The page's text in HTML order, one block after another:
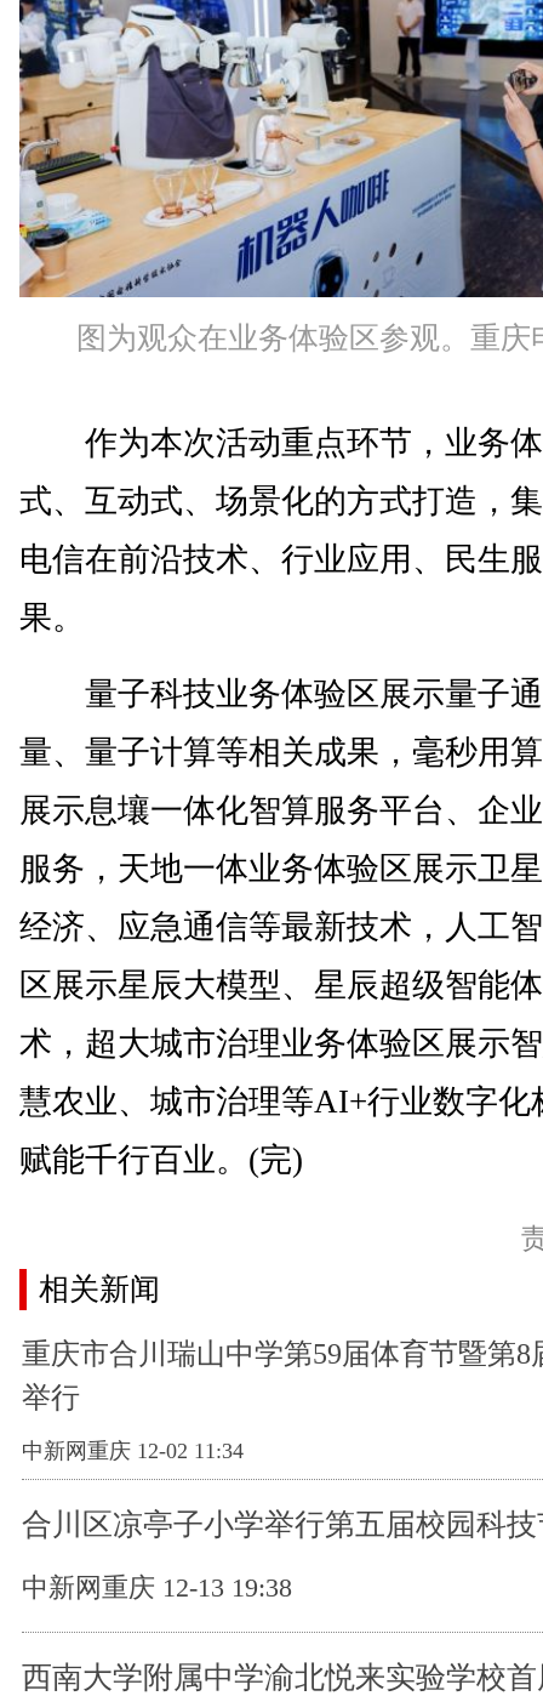
图为观众在业务体验区参观。重庆
作为本次活动重点环节，业务体
式、互动式、场景化的方式打造，
电信在前沿技术、行业应用、民生
果。
量子科技业务体验区展示量子通
量、量子计算等相关成果，毫秒用
展示息壤一体化智算服务平台、企
服务，天地一体业务体验区展示卫
经济、应急通信等最新技术，人工
区展示星辰大模型、星辰超级智能
术，超大城市治理业务体验区展示
慧农业、城市治理等AI+行业数字化
赋能千行百业。(完)
相关新闻
重庆市合川瑞山中学第59届体育节暨第8
举行
中新网重庆 12-02 11:34
合川区凉亭子小学举行第五届校园科
中新网重庆 12-13 19:38
西南大学附属中学渝北悦来实验学校